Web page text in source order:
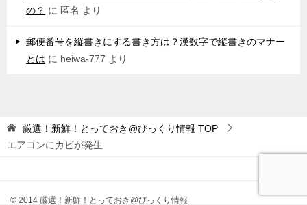
の？ に 匿名 より
郵便番号を縦書きにする書き方は？漢数字で縦書きのマナー
とは に heiwa-777 より
厳選！新鮮！とっておき@びっくり情報 TOP
エアコンにカビが発生
© 2014 厳選！新鮮！とっておき@びっくり情報